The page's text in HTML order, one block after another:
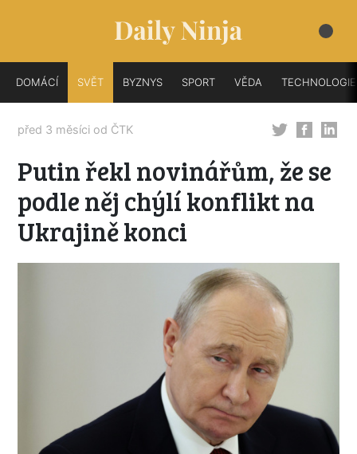
DOMÁCÍ SVĚT BYZNYS SPORT VĚDA TECHNOLOGIE
před 3 měsíci od ČTK
Putin řekl novinářům, že se
podle něj chýlí konflikt na
Ukrajině konci